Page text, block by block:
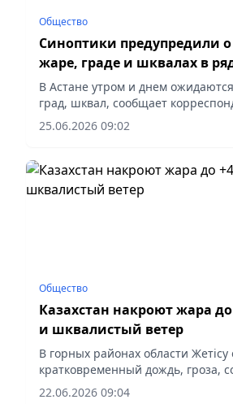
Общество
Синоптики предупредили
жаре, граде и шквалах в
Казахстана
В Астане утром и днем
град, шквал, сообщает
25.06.2026 09:02
Общество
Казахстан накроют жара до
и шквалистый ветер
В горных районах области
кратковременный дождь, гроза,
корреспондент vapress.kz.
22.06.2026 09:04